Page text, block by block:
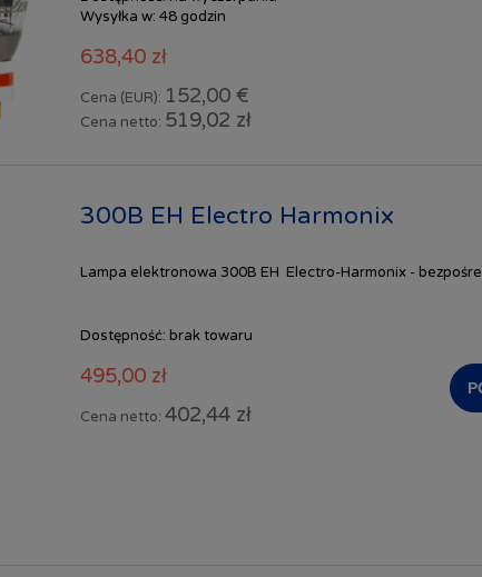
Wysyłka w: 48 godzin
638,40 zł
Cena (EUR): 152,00 €
Cena netto: 519,02 zł
300B EH Electro Harmonix
Lampa elektronowa 300B EH Electro-Harmonix -
Dostępność: brak towaru
495,00 zł
Cena netto: 402,44 zł